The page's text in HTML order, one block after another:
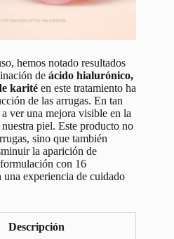
hemos notado resultados
de ácido hialurónico,
karité en este tratamiento ha
de las arrugas. En tan
ver una mejora visible en la
nuestra piel. Este producto no
sino que también
la aparición de
con 16
experiencia de cuidado
Descripción